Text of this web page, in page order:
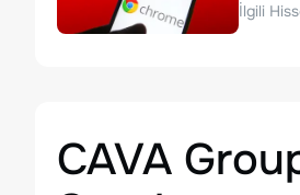
İlgili
CAVA